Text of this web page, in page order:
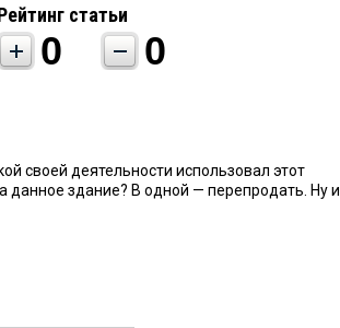
статьи
0 0
своей деятельности использовал этот
данное здание? В одной — перепродать. Ну и